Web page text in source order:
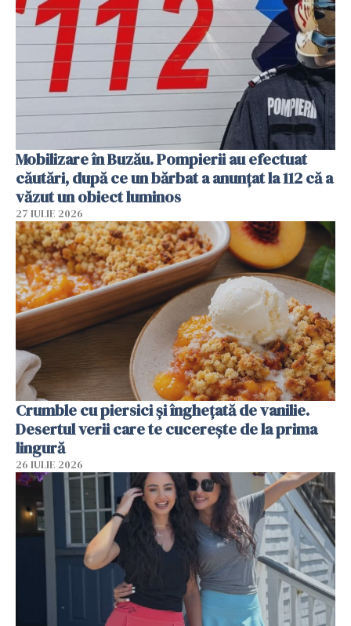
Mobilizare în Buzău. Pompierii au efectuat
căutări, după ce un bărbat a anunțat la 112 că a
văzut un obiect luminos
27 IULIE 2026
Crumble cu piersici și înghețată de vanilie.
Desertul verii care te cucerește de la prima
lingură
26 IULIE 2026